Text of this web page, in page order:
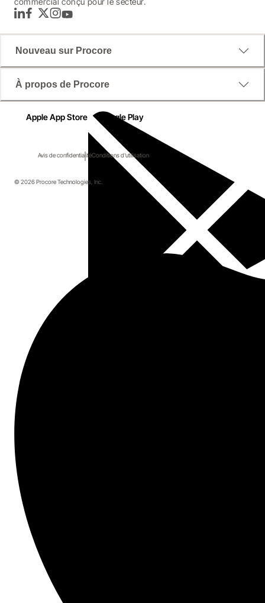
LinkedInFacebook
TwitterInstagram
YouTube
Nouveau sur Procore
À propos de Procore
Apple App Store Google Play
Avis de confidentialitéConditions d'utilisation
© 2026 Procore Technologies, Inc.